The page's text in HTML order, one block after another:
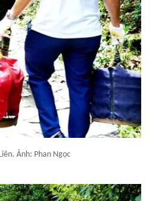
Ảnh: Phan Ngọc